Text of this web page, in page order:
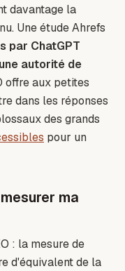
davantage la
Une étude Ahrefs
par ChatGPT
autorité de
offre aux petites
dans les réponses
des grands
pour un
ma
: la mesure de
d'équivalent de la